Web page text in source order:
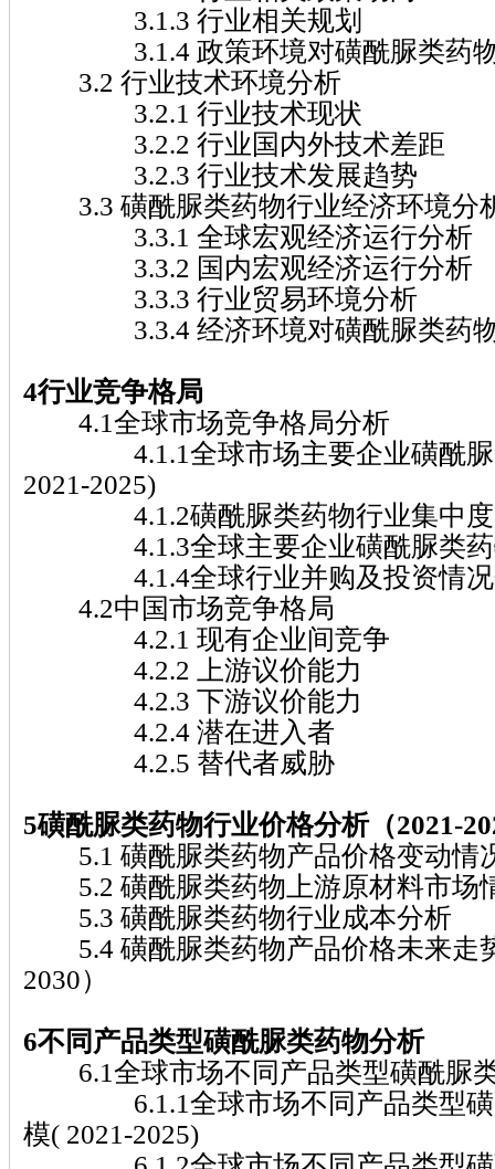
3.1.3 行业相关规划
3.1.4 政策环境对磺酰脲类药物
3.2 行业技术环境分析
3.2.1 行业技术现状
3.2.2 行业国内外技术差距
3.2.3 行业技术发展趋势
3.3 磺酰脲类药物行业经济环境分
3.3.1 全球宏观经济运行分析
3.3.2 国内宏观经济运行分析
3.3.3 行业贸易环境分析
3.3.4 经济环境对磺酰脲类药物
4行业竞争格局
4.1全球市场竞争格局分析
4.1.1全球市场主要企业磺酰脲
2021-2025)
4.1.2磺酰脲类药物行业集中度
4.1.3全球主要企业磺酰脲类药
4.1.4全球行业并购及投资情况
4.2中国市场竞争格局
4.2.1 现有企业间竞争
4.2.2 上游议价能力
4.2.3 下游议价能力
4.2.4 潜在进入者
4.2.5 替代者威胁
5磺酰脲类药物行业价格分析（2021-
5.1 磺酰脲类药物产品价格变动情
5.2 磺酰脲类药物上游原材料市场
5.3 磺酰脲类药物行业成本分析
5.4 磺酰脲类药物产品价格未来走
2030）
6不同产品类型磺酰脲类药物分析
6.1全球市场不同产品类型磺酰脲
6.1.1全球市场不同产品类型磺
模( 2021-2025)